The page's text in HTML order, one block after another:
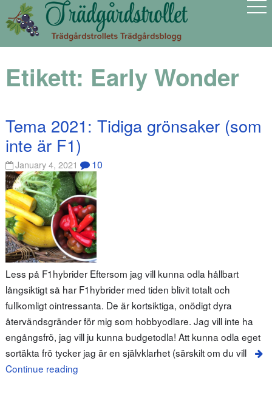
Etikett: Early Wonder
Tema 2021: Tidiga grönsaker (som
inte är F1)
January 4, 2021 10
Less på F1hybrider Eftersom jag vill kunna odla hållbart
långsiktigt så har F1hybrider med tiden blivit totalt och
fullkomligt ointressanta. De är kortsiktiga, onödigt dyra
återvändsgränder för mig som hobbyodlare. Jag vill inte ha
engångsfrö, jag vill ju kunna budgetodla! Att kunna odla eget
sortäkta frö tycker jag är en självklarhet (särskilt om du vill
Continue reading